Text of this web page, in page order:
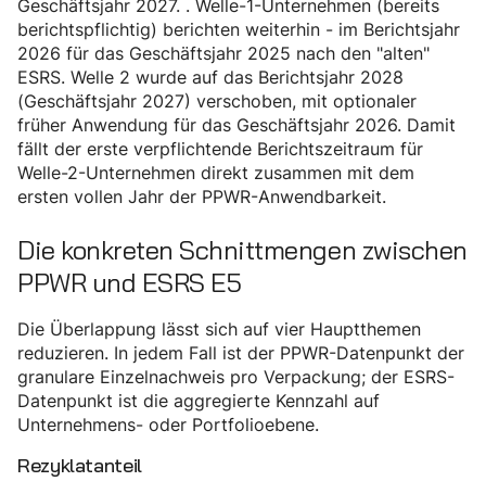
Geschäftsjahr 2027. . Welle-1-Unternehmen (bereits
berichtspflichtig) berichten weiterhin - im Berichtsjahr
2026 für das Geschäftsjahr 2025 nach den "alten"
ESRS. Welle 2 wurde auf das Berichtsjahr 2028
(Geschäftsjahr 2027) verschoben, mit optionaler
früher Anwendung für das Geschäftsjahr 2026. Damit
fällt der erste verpflichtende Berichtszeitraum für
Welle-2-Unternehmen direkt zusammen mit dem
ersten vollen Jahr der PPWR-Anwendbarkeit.
Die konkreten Schnittmengen zwischen
PPWR und ESRS E5
Die Überlappung lässt sich auf vier Hauptthemen
reduzieren. In jedem Fall ist der PPWR-Datenpunkt der
granulare Einzelnachweis pro Verpackung; der ESRS-
Datenpunkt ist die aggregierte Kennzahl auf
Unternehmens- oder Portfolioebene.
Rezyklatanteil